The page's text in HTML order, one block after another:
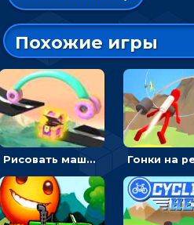
Похожие игры
Рисовать машину и выигрывать гонку - для мальчиков